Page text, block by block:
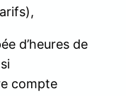
d’heures de
compte